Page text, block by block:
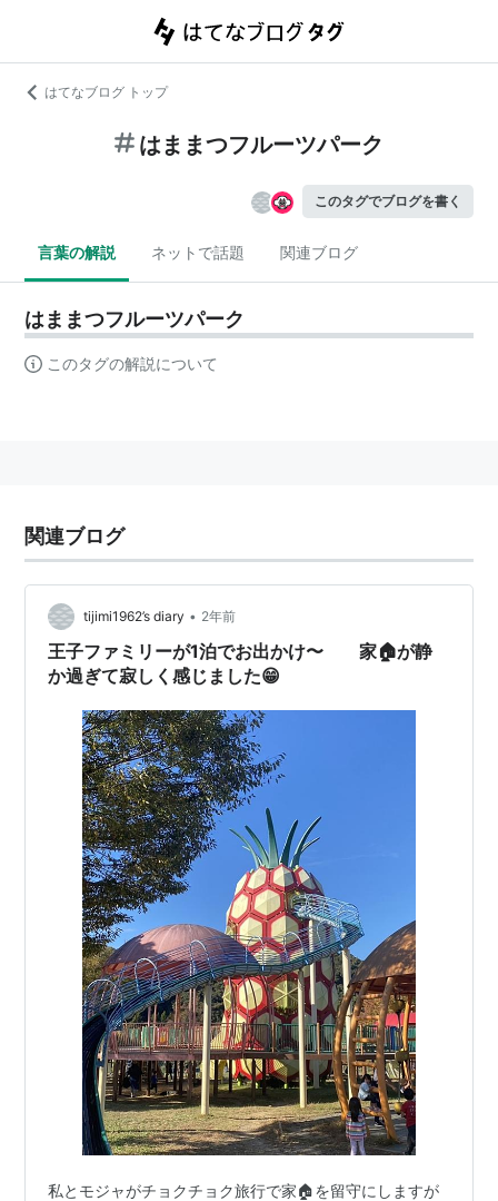
はてなブログ トップ
はままつフルーツパーク
このタグでブログを書く
言葉の解説 ネットで話題 関連ブログ
はままつフルーツパーク
このタグの解説について
関連ブログ
tijimi1962’s diary • 2年前
王子ファミリーが1泊でお出かけ〜 家🏠が静
か過ぎて寂しく感じました😁
私とモジャがチョクチョク旅行で家🏠を留守にしますが